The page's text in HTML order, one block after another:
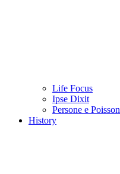
Life Focus
Ipse Dixit
Persone e Poisson
History